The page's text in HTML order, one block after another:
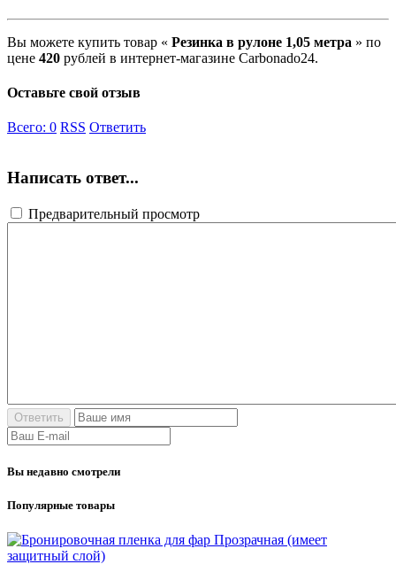
Вы можете купить товар « Резинка в рулоне 1,05 метра » по
цене 420 рублей в интернет-магазине Carbonado24.
Оставьте свой отзыв
Всего: 0 RSS Ответить
Написать ответ...
Предварительный просмотр
Вы недавно смотрели
Популярные товары